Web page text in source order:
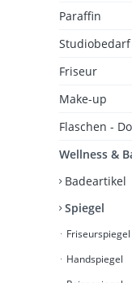
Paraffin
Studiobedarf
Friseur
Make-up
Flaschen -
Wellness &
Badeartikel
Spiegel
Friseurspiegel
Handspiegel